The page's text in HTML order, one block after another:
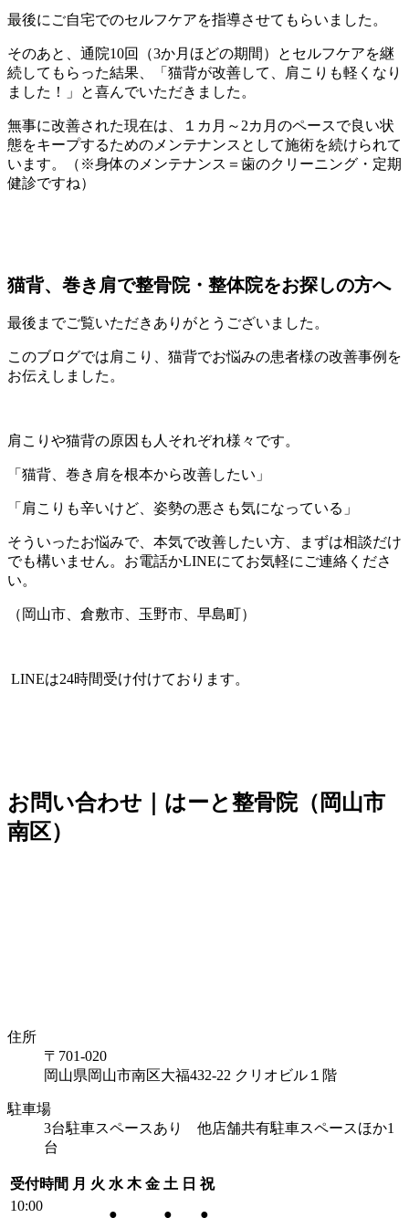
最後にご自宅でのセルフケアを指導させてもらいました。
そのあと、通院10回（3か月ほどの期間）とセルフケアを継
続してもらった結果、「猫背が改善して、肩こりも軽くなり
ました！」と喜んでいただきました。
無事に改善された現在は、１カ月～2カ月のペースで良い状
態をキープするためのメンテナンスとして施術を続けられて
います。（※身体のメンテナンス＝歯のクリーニング・定期
健診ですね）
猫背、巻き肩で整骨院・整体院をお探しの方へ
最後までご覧いただきありがとうございました。
このブログでは肩こり、猫背でお悩みの患者様の改善事例を
お伝えしました。
肩こりや猫背の原因も人それぞれ様々です。
「猫背、巻き肩を根本から改善したい 」
「肩こりも辛いけど、姿勢の悪さも気になっている」
そういったお悩みで、本気で改善したい方、まずは相談だけ
でも構いません。お電話かLINEにてお気軽にご連絡くださ
い。
（岡山市、倉敷市、玉野市、早島町）
LINEは24時間受け付けております。
お問い合わせ｜はーと整骨院（岡山市
南区）
住所
〒701-020
岡山県岡山市南区大福432-22 クリオビル１階
駐車場
3台駐車スペースあり 他店舗共有駐車スペースほか1
台
受付時間 月 火 水 木 金 土 日 祝
10:00
● ● ●